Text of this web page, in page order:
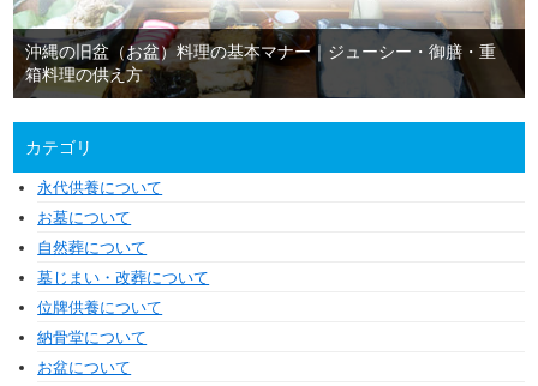
沖縄の旧盆（お盆）料理の基本マナー｜ジューシー・御膳・重
箱料理の供え方
カテゴリ
永代供養について
お墓について
自然葬について
墓じまい・改葬について
位牌供養について
納骨堂について
お盆について